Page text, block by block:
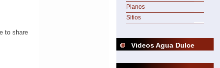
Planos
Sitios
Videos Agua Dulce